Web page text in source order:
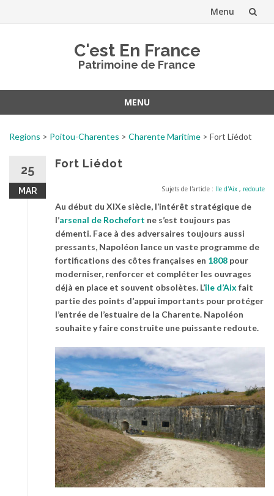
Menu
C'est En France
Patrimoine de France
MENU
Regions > Poitou-Charentes > Charente Maritime > Fort Liédot
25
MAR
Fort Liédot
Sujets de l'article : Ile d'Aix , redoute
Au début du XIXe siècle, l’intérêt stratégique de
l’arsenal de Rochefort ne s’est toujours pas
démenti. Face à des adversaires toujours aussi
pressants, Napoléon lance un vaste programme de
fortifications des côtes françaises en 1808 pour
moderniser, renforcer et compléter les ouvrages
déjà en place et souvent obsolètes. L’île d’Aix fait
partie des points d’appui importants pour protéger
l’entrée de l’estuaire de la Charente. Napoléon
souhaite y faire construite une puissante redoute.